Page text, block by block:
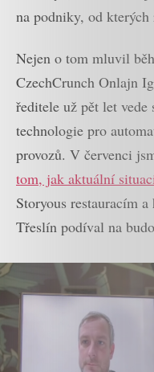
na podniky, od
Nejen o tom mluvil
CzechCrunch Onlajn
ředitele už pět let
technologie pro
provozů. V červenci
tom, jak aktuální
Storyous restauracím
Třeslín podíval na